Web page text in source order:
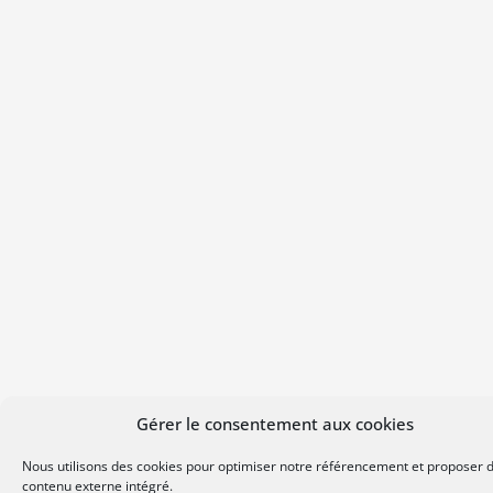
Gérer le consentement aux cookies
Nous utilisons des cookies pour optimiser notre référencement et proposer
contenu externe intégré.